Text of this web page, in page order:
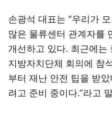
손광석 대표는 “우리가
많은 물류센터 관계자를
개선하고 있다. 최근에는
지방자치단체 회의에 참
부터 재난 안전 팁을 받
려고 준비 중이다.”라고